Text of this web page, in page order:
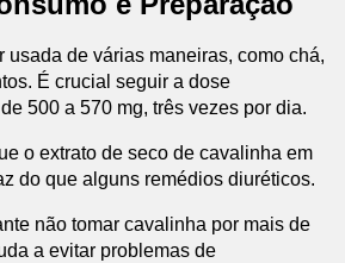
usada de várias maneiras, como chá,
É crucial seguir a dose
500 a 570 mg, três vezes por dia.
o extrato de seco de cavalinha em
do que alguns remédios diuréticos.
não tomar cavalinha por mais de
a evitar problemas de